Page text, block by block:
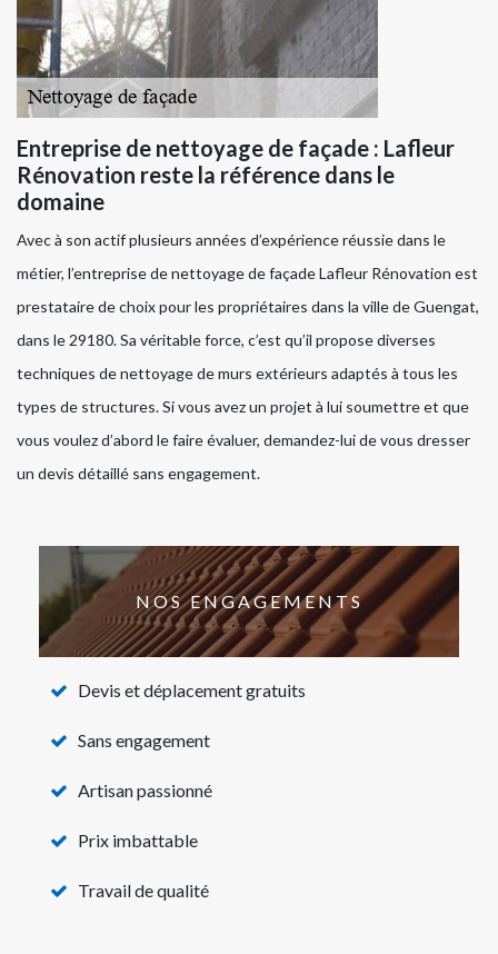
Entreprise de nettoyage de façade : Lafleur
Rénovation reste la référence dans le
domaine
Avec à son actif plusieurs années d’expérience réussie dans le
métier, l’entreprise de nettoyage de façade Lafleur Rénovation est
prestataire de choix pour les propriétaires dans la ville de Guengat,
dans le 29180. Sa véritable force, c’est qu’il propose diverses
techniques de nettoyage de murs extérieurs adaptés à tous les
types de structures. Si vous avez un projet à lui soumettre et que
vous voulez d’abord le faire évaluer, demandez-lui de vous dresser
un devis détaillé sans engagement.
NOS ENGAGEMENTS
Devis et déplacement gratuits
Sans engagement
Artisan passionné
Prix imbattable
Travail de qualité